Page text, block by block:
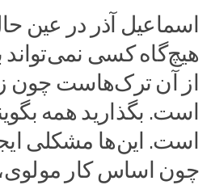
اسماعیل آذر در عین
هیچ‌گاه کسی نمی‌تواند
از آن ترک‌هاست چون
است. بگذارید همه
است. این‌ها مشکلی
چون اساس کار